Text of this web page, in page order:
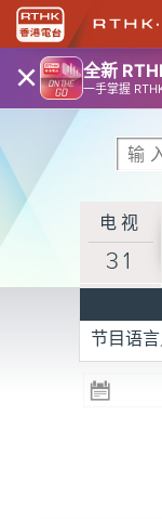
× 全新
一手掌握
电视
31
R3
电台
节目语